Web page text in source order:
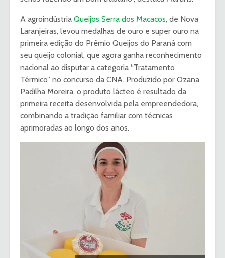
A agroindústria Queijos Serra dos Macacos, de Nova
Laranjeiras, levou medalhas de ouro e super ouro na
primeira edição do Prêmio Queijos do Paraná com
seu queijo colonial, que agora ganha reconhecimento
nacional ao disputar a categoria “Tratamento
Térmico” no concurso da CNA. Produzido por Ozana
Padilha Moreira, o produto lácteo é resultado da
primeira receita desenvolvida pela empreendedora,
combinando a tradição familiar com técnicas
aprimoradas ao longo dos anos.